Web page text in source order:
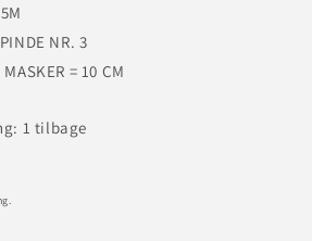
NR. 3
= 10 CM
1 tilbage